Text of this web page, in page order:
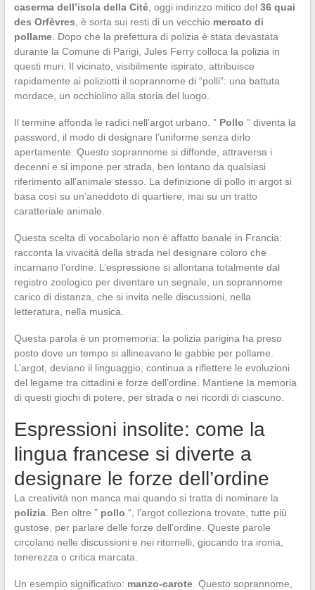
caserma dell’isola della Cité, oggi indirizzo mitico del 36 quai
des Orfèvres , è sorta sui resti di un vecchio mercato di
pollame. Dopo che la prefettura di polizia è stata devastata
durante la Comune di Parigi, Jules Ferry colloca la polizia in
questi muri. Il vicinato, visibilmente ispirato, attribuisce
rapidamente ai poliziotti il soprannome di “polli”: una battuta
mordace, un occhiolino alla storia del luogo.
Il termine affonda le radici nell’argot urbano. ” Pollo ” diventa la
password, il modo di designare l’uniforme senza dirlo
apertamente. Questo soprannome si diffonde, attraversa i
decenni e si impone per strada, ben lontano da qualsiasi
riferimento all’animale stesso. La definizione di pollo in argot si
basa così su un’aneddoto di quartiere, mai su un tratto
caratteriale animale.
Questa scelta di vocabolario non è affatto banale in Francia:
racconta la vivacità della strada nel designare coloro che
incarnano l’ordine. L’espressione si allontana totalmente dal
registro zoologico per diventare un segnale, un soprannome
carico di distanza, che si invita nelle discussioni, nella
letteratura, nella musica.
Questa parola è un promemoria: la polizia parigina ha preso
posto dove un tempo si allineavano le gabbie per pollame.
L’argot, deviano il linguaggio, continua a riflettere le evoluzioni
del legame tra cittadini e forze dell’ordine. Mantiene la memoria
di questi giochi di potere, per strada o nei ricordi di ciascuno.
Espressioni insolite: come la
lingua francese si diverte a
designare le forze dell’ordine
La creatività non manca mai quando si tratta di nominare la
polizia. Ben oltre ” pollo “, l’argot colleziona trovate, tutte più
gustose, per parlare delle forze dell’ordine. Queste parole
circolano nelle discussioni e nei ritornelli, giocando tra ironia,
tenerezza o critica marcata.
Un esempio significativo: manzo-carote. Questo soprannome,